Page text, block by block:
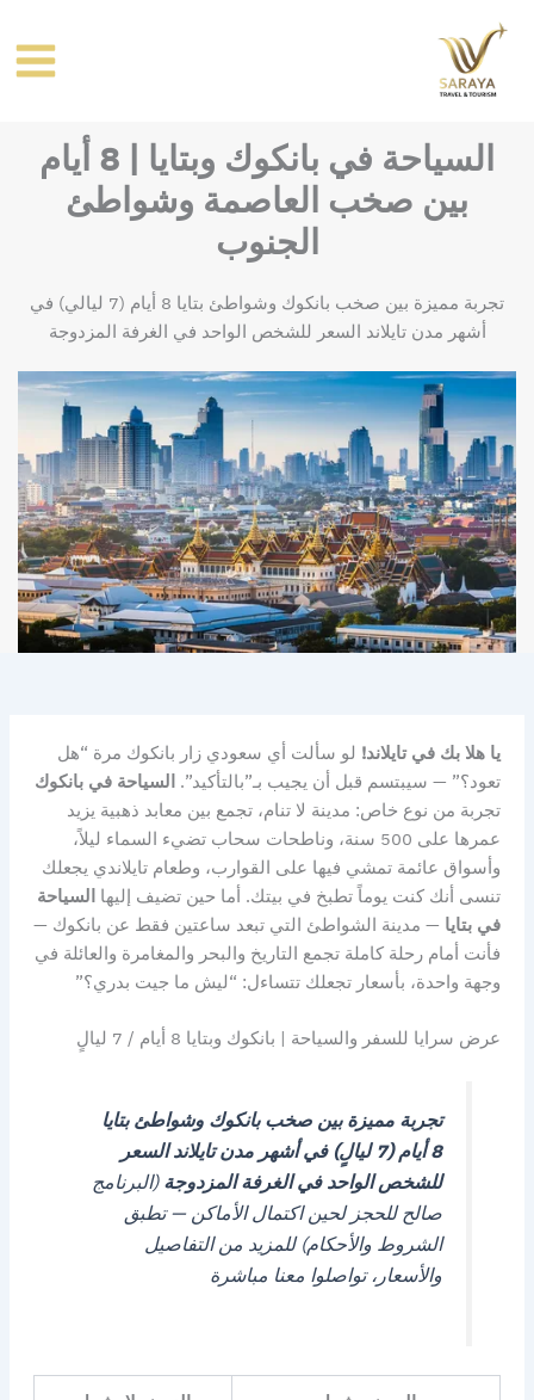
المحتوى
السياحة في بانكوك وبتايا | 8 أيام
بين صخب العاصمة وشواطئ
الجنوب
تجربة مميزة بين صخب بانكوك وشواطئ بتايا 8 أيام (7 ليالي) في
أشهر مدن تايلاند السعر للشخص الواحد في الغرفة المزدوجة
يا هلا بك في تايلاند! لو سألت أي سعودي زار بانكوك مرة “هل
تعود؟” — سيبتسم قبل أن يجيب بـ”بالتأكيد”. السياحة في بانكوك
تجربة من نوع خاص: مدينة لا تنام، تجمع بين معابد ذهبية يزيد
عمرها على 500 سنة، وناطحات سحاب تضيء السماء ليلاً،
وأسواق عائمة تمشي فيها على القوارب، وطعام تايلاندي يجعلك
تنسى أنك كنت يوماً تطبخ في بيتك. أما حين تضيف إليها السياحة
في بتايا — مدينة الشواطئ التي تبعد ساعتين فقط عن بانكوك —
فأنت أمام رحلة كاملة تجمع التاريخ والبحر والمغامرة والعائلة في
وجهة واحدة، بأسعار تجعلك تتساءل: “ليش ما جيت بدري؟”
عرض سرايا للسفر والسياحة | بانكوك وبتايا 8 أيام / 7 ليالٍ
تجربة مميزة بين صخب بانكوك وشواطئ بتايا
8 أيام (7 ليالٍ) في أشهر مدن تايلاند
السعر
للشخص الواحد في الغرفة المزدوجة (البرنامج
صالح للحجز لحين اكتمال الأماكن — تطبق
الشروط والأحكام) للمزيد من التفاصيل
والأسعار، تواصلوا معنا مباشرة